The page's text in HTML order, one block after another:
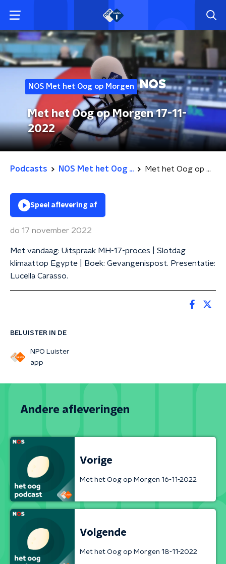
NOS Met het Oog op Morgen
Met het Oog op Morgen 17-11-
2022
Podcasts NOS Met het Oog ... Met het Oog op Morgen 17-11-2022
BELUISTER IN DE
NPO Luister
app
Speel aflevering af
do 17 november 2022
Met vandaag: Uitspraak MH-17-proces | Slotdag
klimaattop Egypte | Boek: Gevangenispost. Presentatie:
Lucella Carasso.
Andere afleveringen
Vorige
Met het Oog op Morgen 16-11-2022
Volgende
Met het Oog op Morgen 18-11-2022